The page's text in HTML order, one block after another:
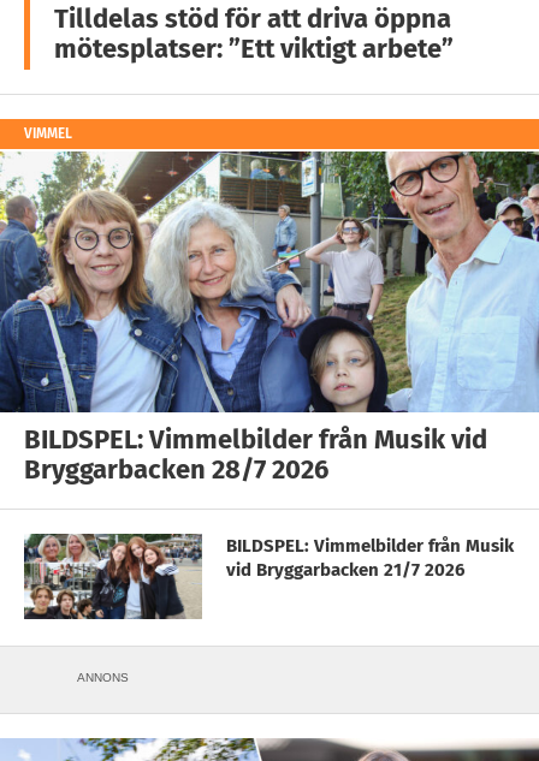
Tilldelas stöd för att driva öppna
mötesplatser: ”Ett viktigt arbete”
VIMMEL
BILDSPEL: Vimmelbilder från Musik vid
Bryggarbacken 28/7 2026
BILDSPEL: Vimmelbilder från Musik
vid Bryggarbacken 21/7 2026
ANNONS